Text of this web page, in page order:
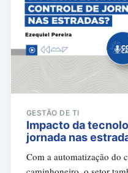
GESTÃO DE TI
Impacto da
jornada nas
Com a automatização do